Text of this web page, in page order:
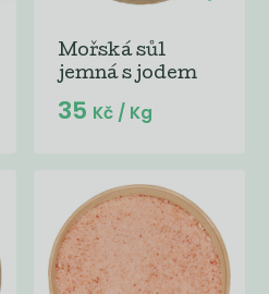
Mořská sůl
jemná s jodem
35 Kč / Kg